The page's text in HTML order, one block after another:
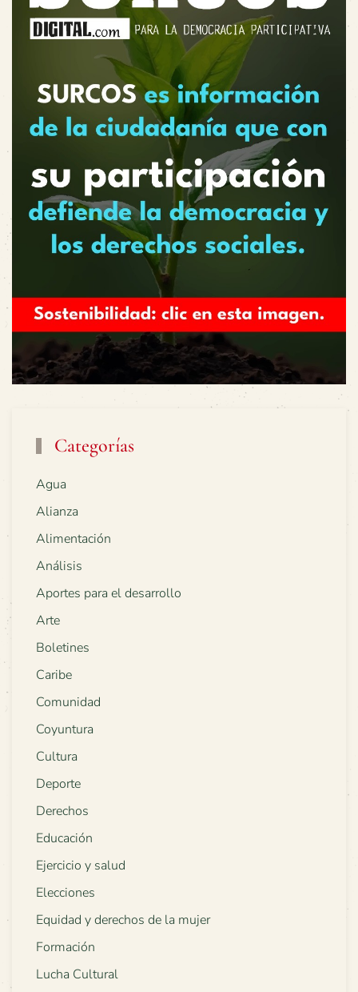
Categorías
Agua
Alianza
Alimentación
Análisis
Aportes para el desarrollo
Arte
Boletines
Caribe
Comunidad
Coyuntura
Cultura
Deporte
Derechos
Educación
Ejercicio y salud
Elecciones
Equidad y derechos de la mujer
Formación
Lucha Cultural